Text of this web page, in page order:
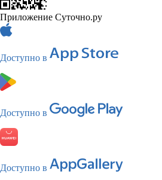
Приложение Суточно.ру
Доступно в
Доступно в
Доступно в